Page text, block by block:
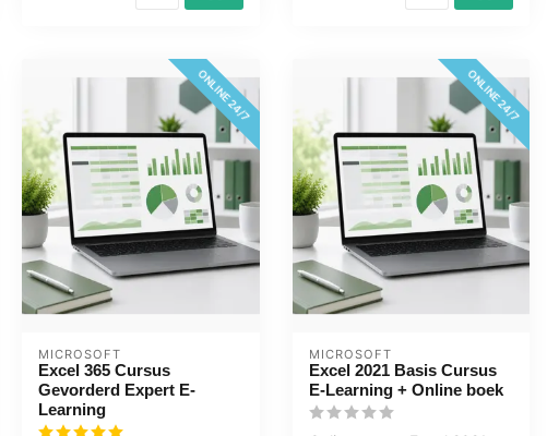
ONLINE 24/7
MICROSOFT
Excel 365 Cursus
Gevorderd Expert E-
Learning
ONLINE 24/7
MICROSOFT
Excel 2021 Basis Cursus
E-Learning + Online boek